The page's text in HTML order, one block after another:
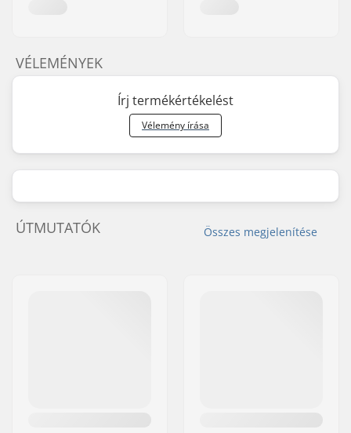
VÉLEMÉNYEK
Írj termékértékelést
Vélemény írása
Összes megjelenítése
ÚTMUTATÓK